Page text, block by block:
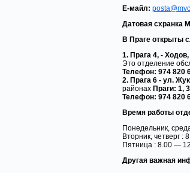
Е-майл:
Датовая схранка
В Праге открыты
1. Прага 4, -
Это отделение
Телефон: 974 820
2. Прага 6 - ул.
районах Праги: 1,
Телефон: 974 820
Время работы
Понедельник,
Вторник, четверг :
Пятница : 8.00 —
Другая важная